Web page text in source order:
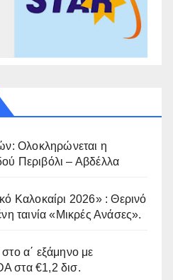
Ολοκληρώνεται η
Περιβόλι – Αβδέλλα
Καλοκαίρι 2026» : Θερινό
ταινία «Μικρές Ανάσες».
α΄ εξάμηνο με
στα €1,2 δισ.